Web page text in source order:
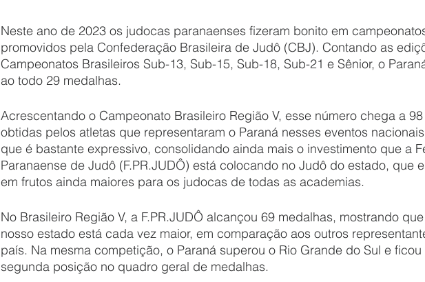
Neste ano de 2023 os judocas paranaenses fizeram bonito em
promovidos pela Confederação Brasileira de Judô (CBJ). Contando as
Campeonatos Brasileiros Sub-13, Sub-15, Sub-18, Sub-21 e Sênior, o
ao todo 29 medalhas.
Acrescentando o Campeonato Brasileiro Região V, esse número chega a
obtidas pelos atletas que representaram o Paraná nesses eventos
que é bastante expressivo, consolidando ainda mais o investimento que a
Paranaense de Judô (F.PR.JUDÔ) está colocando no Judô do estado, que
em frutos ainda maiores para os judocas de todas as academias.
No Brasileiro Região V, a F.PR.JUDÔ alcançou 69 medalhas, mostrando
nosso estado está cada vez maior, em comparação aos outros
país. Na mesma competição, o Paraná superou o Rio Grande do Sul e
segunda posição no quadro geral de medalhas.